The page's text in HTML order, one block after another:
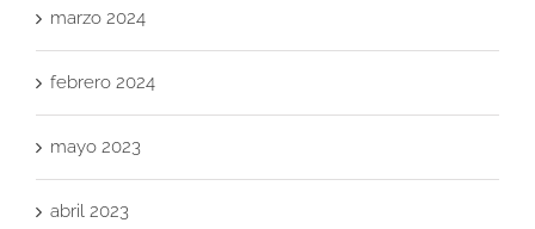
marzo 2024
febrero 2024
mayo 2023
abril 2023